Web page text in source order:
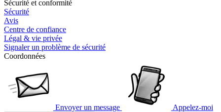
Sécurité et conformité
Sécurité
Avis
Centre de confiance
Légal & vie privée
Signaler un problème de sécurité
Coordonnées
Envoyer un message Appelez-moi